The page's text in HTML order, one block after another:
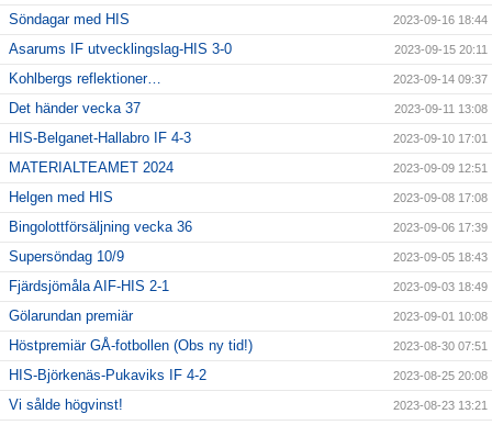
Söndagar med HIS 2023-09-16 18:44
Asarums IF utvecklingslag-HIS 3-0 2023-09-15 20:11
Kohlbergs reflektioner… 2023-09-14 09:37
Det händer vecka 37 2023-09-11 13:08
HIS-Belganet-Hallabro IF 4-3 2023-09-10 17:01
MATERIALTEAMET 2024 2023-09-09 12:51
Helgen med HIS 2023-09-08 17:08
Bingolottförsäljning vecka 36 2023-09-06 17:39
Supersöndag 10/9 2023-09-05 18:43
Fjärdsjömåla AIF-HIS 2-1 2023-09-03 18:49
Gölarundan premiär 2023-09-01 10:08
Höstpremiär GÅ-fotbollen (Obs ny tid!) 2023-08-30 07:51
HIS-Björkenäs-Pukaviks IF 4-2 2023-08-25 20:08
Vi sålde högvinst! 2023-08-23 13:21